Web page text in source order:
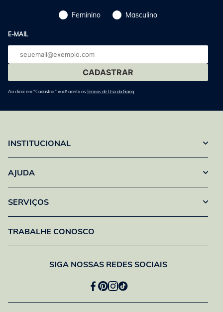
Feminino Masculino
E-MAIL
E-
mail
Ao clicar em "Cadastrar" você aceita osTermos de Uso da Gang
INSTITUCIONAL
AJUDA
SERVIÇOS
TRABALHE CONOSCO
SIGA NOSSAS REDES SOCIAIS